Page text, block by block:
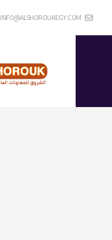
INFO@ALSHOROUKEGY.COM